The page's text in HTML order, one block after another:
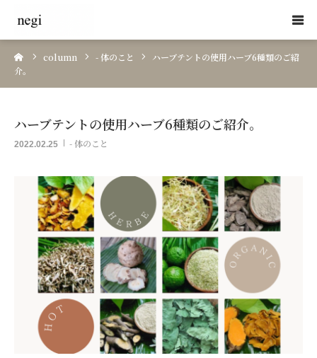
column - 体のこと
ハーブテントの使用ハーブ6種類のご紹
介。
ハーブテントの使用ハーブ6種類のご紹介。
2022.02.25 - 体のこと
HOME
肌のケア【肌育・天然ハーブフェイシャル】
日本の森のアロマ【Yuica】
School
セラピスト紹介 / 根岸恭子
コラム